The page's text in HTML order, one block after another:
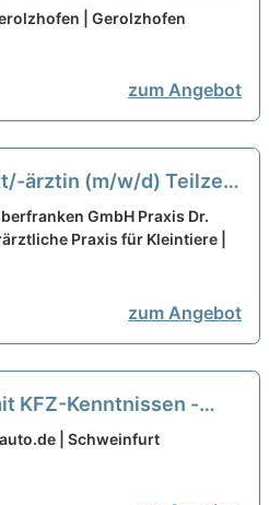
unseres Teams
| Gerolzhofen
zum Angebot
ärztin (m/w/d) Teilzeit
GmbH Praxis Dr.
Praxis für Kleintiere |
zum Angebot
KFZ-Kenntnissen -
30 Std / Woche)
| Schweinfurt